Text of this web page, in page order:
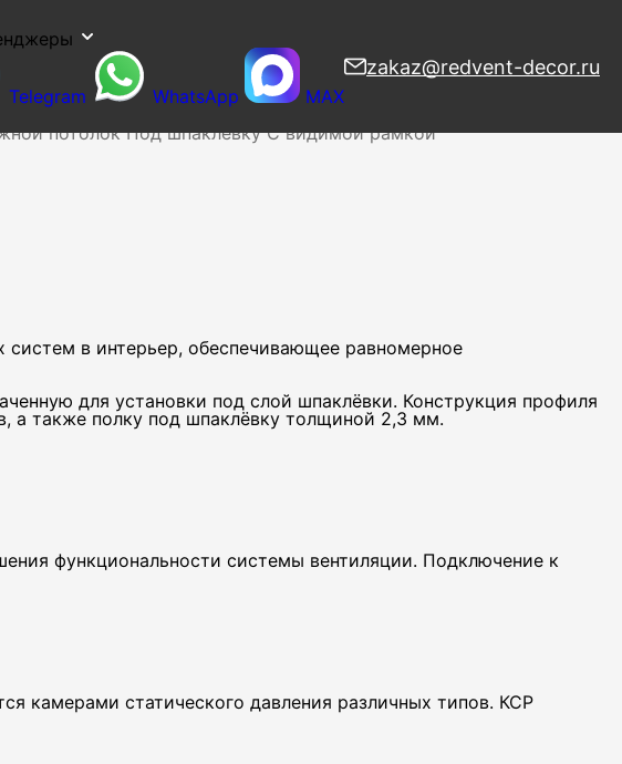
потолок Под шпаклевку С видимой рамкой
в интерьер, обеспечивающее равномерное
для установки под слой шпаклёвки. Конструкция профиля
а также полку под шпаклёвку толщиной 2,3 мм.
функциональности системы вентиляции. Подключение к
камерами статического давления различных типов. КСР
Telegram WhatsApp MAX
zakaz@redvent-decor.ru